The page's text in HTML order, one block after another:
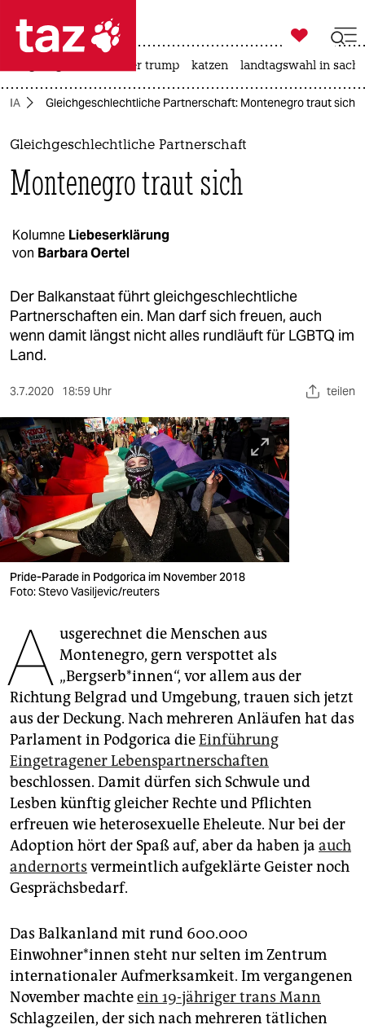
 taz zahl ich
taz zahl ich
themen
politik
gesellschaft
kultur
sport
berlin
nord
wahrheit
verlag
verlag
veranstaltungen
shop
unterstützen
abo
genossenschaft
epaper login

taz zahl ich
usa unter trump katzen landtagswahl in
Gleichgeschlechtliche Partnerschaft: Montenegro traut sich
Gleichgeschlechtliche Partnerschaft
Montenegro traut sich
Kolumne Liebeserklärung
von Barbara Oertel
Der Balkanstaat führt gleichgeschlechtliche
Partnerschaften ein. Man darf sich freuen, auch
wenn damit längst nicht alles rundläuft für LGBTQ im
Land.
3.7.2020 18:59 Uhr teilen
Pride-Parade in Podgorica im November 2018
Foto: Stevo Vasiljevic/reuters
A usgerechnet die Menschen aus
Montenegro, gern verspottet als
„Bergserb*innen“, vor allem aus der
Richtung Belgrad und Umgebung, trauen sich jetzt
aus der Deckung. Nach mehreren Anläufen hat das
Parlament in Podgorica dieEinführung
Eingetragener Lebenspartnerschaften
beschlossen. Damit dürfen sich Schwule und
Lesben künftig gleicher Rechte und Pflichten
erfreuen wie heterosexuelle Eheleute. Nur bei der
Adoption hört der Spaß auf, aber da haben ja auch
andernorts vermeintlich aufgeklärte Geister noch
Gesprächsbedarf.
Das Balkanland mit rund 600.000
Einwohner*innen steht nur selten im Zentrum
internationaler Aufmerksamkeit. Im vergangenen
November machteein 19-jähriger trans Mann
Schlagzeilen, der sich nach mehreren tätlichen